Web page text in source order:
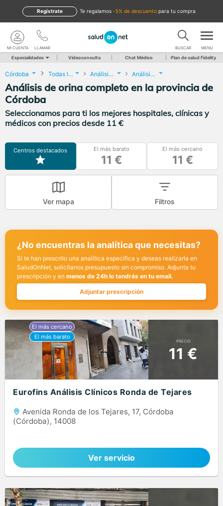
te regalamos -5% de descuento para tu compra
Regístrate
LLAMAR
MI CUENTA BUSCAR MENU
Especialidades Videoconsulta Chat Médico Plan de salud Fidelity
Córdoba Todas las localidades Análisis Clínicos Análisis de orina completo
Análisis de orina completo en la provincia de
Córdoba
Seleccionamos para ti los mejores hospitales, clínicas y
médicos con precios desde 11 €
Centros destacados El más barato
11 €
El más cercano
11 €
Ver mapa Filtros
¿No encuentras la analítica que necesitas?
Si te han prescrito una analítica específica y deseas realizarla en
SaludOnNet, solicítanos presupuesto sin compromiso. Adjunta tu
prescripción y en menos de 24h lo tendrás en tu email.
Adjuntar prescripción
PRECIO
11 €
Eurofins Análisis Clínicos Ronda de Tejares
Avenida Ronda de los Tejares, 17, Córdoba
(Córdoba), 14008
Ver servicio